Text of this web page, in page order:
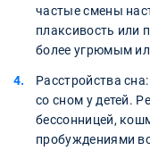
частые смены
плаксивость или
более угрюмым
Расстройства
со сном у детей.
бессонницей,
пробуждениями